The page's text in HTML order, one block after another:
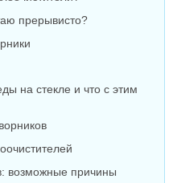
прерывисто?
на стекле и что с этим
возможные причины